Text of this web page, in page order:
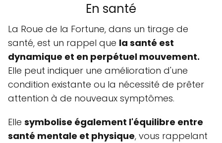
En santé
La Roue de la Fortune, dans un tirage de
santé, est un rappel que la santé est
dynamique et en perpétuel mouvement.
Elle peut indiquer une amélioration d'une
condition existante ou la nécessité de prêter
attention à de nouveaux symptômes.
Elle symbolise également l'équilibre entre
santé mentale et physique, vous rappelant